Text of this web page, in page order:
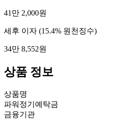
41만 2,000원
세후 이자 (15.4% 원천징수)
34만 8,552원
상품 정보
상품명
파워정기예탁금
금융기관